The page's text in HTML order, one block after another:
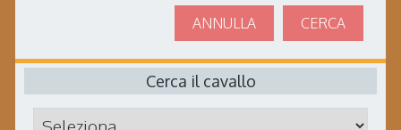
CERCA
ANNULLA
Cerca il cavallo